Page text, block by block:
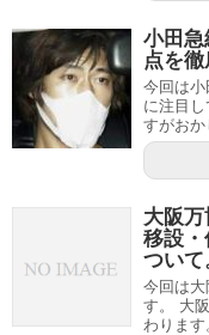
小田急
点を徹
今回は
に注目
すがお
大阪
移設・
ついて
今回は大
す。 大
わりま